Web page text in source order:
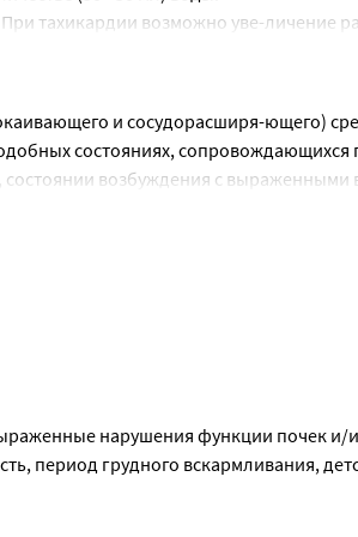
тахикардии возможно уве-личение
применения и в тех дозах,
и сосудорасширя-ющего)
состояниях,
возбуждения с выраженными
нарушения функции почек и/
период грудного вскармливания,